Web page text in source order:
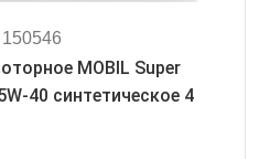
MOBIL Super
40 синтетическое 4